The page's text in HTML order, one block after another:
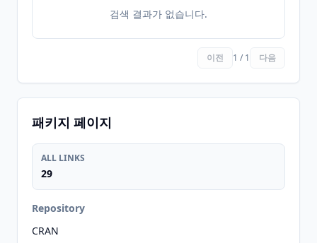
검색 결과가 없습니다.
이전 1 / 1 다음
패키지 페이지
ALL LINKS
29
Repository
CRAN